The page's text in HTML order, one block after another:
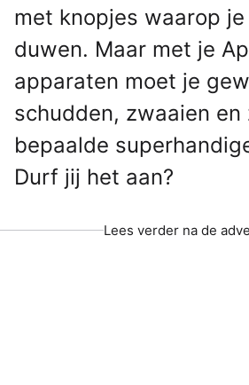
met knopjes waarop
duwen. Maar met je
apparaten moet je
schudden, zwaaien
bepaalde
Durf jij het aan?
Lees verder na de